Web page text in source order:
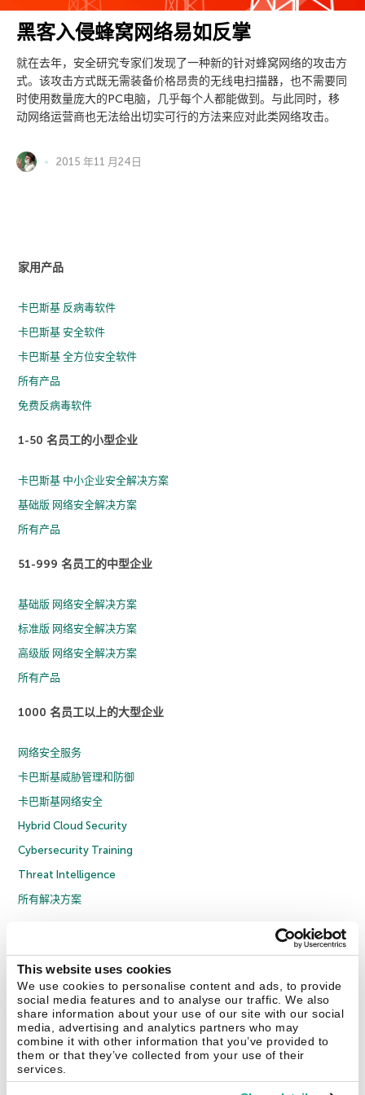
This website uses cookies
We use cookies to personalise content and ads, to provide
social media features and to analyse our traffic. We also
share information about your use of our site with our social
media, advertising and analytics partners who may
combine it with other information that you’ve provided to
them or that they’ve collected from your use of their
services.
黑客入侵蜂窝网络易如反掌
就在去年，安全研究专家们发现了一种新的针对蜂窝网络的攻击方
式。该攻击方式既无需装备价格昂贵的无线电扫描器，也不需要同
时使用数量庞大的PC电脑，几乎每个人都能做到。与此同时，移
动网络运营商也无法给出切实可行的方法来应对此类网络攻击。
2015 年11 月24日
家用产品
卡巴斯基 反病毒软件
卡巴斯基 安全软件
卡巴斯基 全方位安全软件
所有产品
免费反病毒软件
1-50 名员工的小型企业
卡巴斯基 中小企业安全解决方案
基础版 网络安全解决方案
所有产品
51-999 名员工的中型企业
基础版 网络安全解决方案
标准版 网络安全解决方案
高级版 网络安全解决方案
所有产品
1000 名员工以上的大型企业
网络安全服务
卡巴斯基威胁管理和防御
卡巴斯基网络安全
Hybrid Cloud Security
Cybersecurity Training
Threat Intelligence
所有解决方案
隐私策略
反腐败政策
许可协议 B2B
京ICP备12053225号
京公网安备 11010102001169号
联系我们 关于我们 合作伙伴 Blog 资源中心 新闻稿
Securelist Eugene Personal Blog